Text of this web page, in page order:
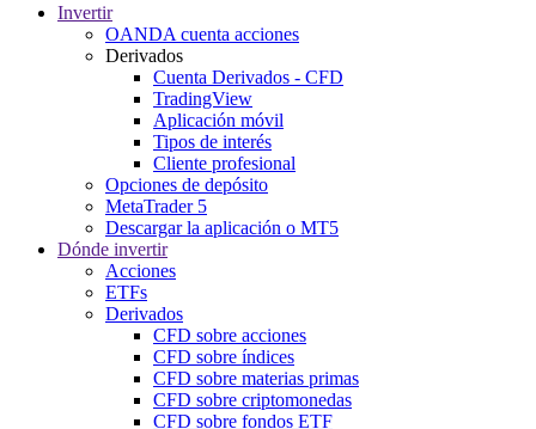
Invertir
OANDA cuenta acciones
Derivados
Cuenta Derivados - CFD
TradingView
Aplicación móvil
Tipos de interés
Cliente profesional
Opciones de depósito
MetaTrader 5
Descargar la aplicación o MT5
Dónde invertir
Acciones
ETFs
Derivados
CFD sobre acciones
CFD sobre índices
CFD sobre materias primas
CFD sobre criptomonedas
CFD sobre fondos ETF